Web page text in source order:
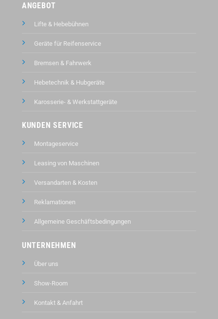
ANGEBOT
Lifte & Hebebühnen
Geräte für Reifenservice
Bremsen & Fahrwerk
Hebetechnik & Hubgeräte
Karosserie- & Werkstattgeräte
KUNDEN SERVICE
Montageservice
Leasing von Maschinen
Versandarten & Kosten
Reklamationen
Allgemeine Geschäftsbedingungen
UNTERNEHMEN
Über uns
Show-Room
Kontakt & Anfahrt